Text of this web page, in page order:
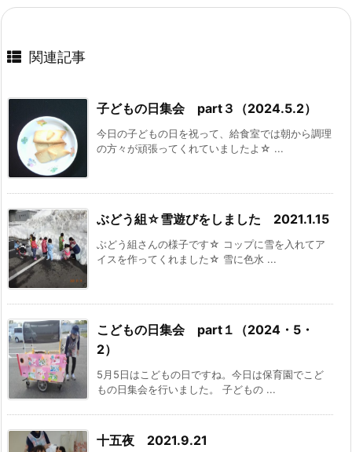
関連記事
子どもの日集会 part３（2024.5.2）
今日の子どもの日を祝って、給食室では朝から調理
の方々が頑張ってくれていましたよ☆ ...
ぶどう組☆雪遊びをしました 2021.1.15
ぶどう組さんの様子です☆ コップに雪を入れてア
イスを作ってくれました☆ 雪に色水 ...
こどもの日集会 part１（2024・5・
2）
5月5日はこどもの日ですね。今日は保育園でこど
もの日集会を行いました。 子どもの ...
十五夜 2021.9.21